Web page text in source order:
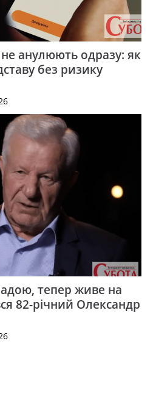
не анулюють одразу: як
без ризику
тепер живе на
82-річний Олександр